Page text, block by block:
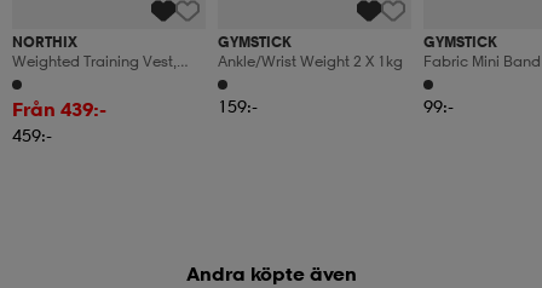
NORTHIX
Weighted Training Vest,
9kg, Adjustable, Reflective
Straps
Från 439:-
459:-
GYMSTICK
Ankle/wrist Weight 2 X 1kg
159:-
GYMSTICK
Fabric Mini
99:-
Andra köpte även